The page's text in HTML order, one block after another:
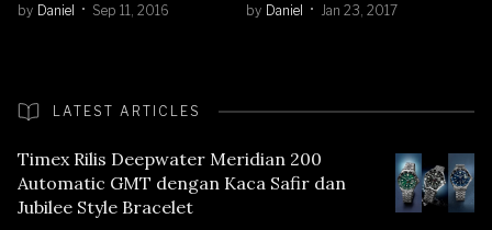
by Daniel Sep 11, 2016 by Daniel Jan 23, 2017
LATEST ARTICLES
Timex Rilis Deepwater Meridian 200
Automatic GMT dengan Kaca Safir dan
Jubilee Style Bracelet